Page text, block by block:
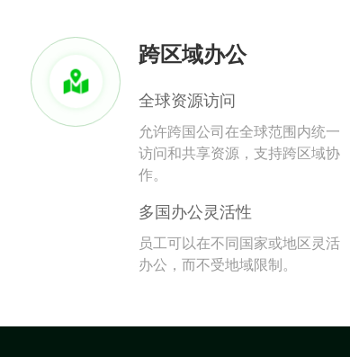
跨区域办公
全球资源访问
允许跨国公司在全球范围内统一
访问和共享资源，支持跨区域协
作。
多国办公灵活性
员工可以在不同国家或地区灵活
办公，而不受地域限制。